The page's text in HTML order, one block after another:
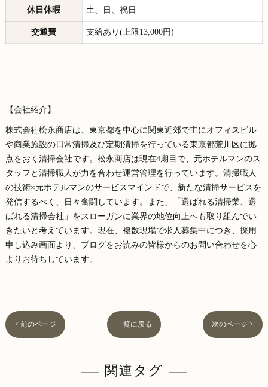
休日休暇 土、日、祝日
交通費 支給あり(上限13,000円)
【会社紹介】
株式会社松永商店は、東京都を中心に関東近郊で主にオフィスビル
や商業施設の日常清掃及び定期清掃を行っている東京都荒川区に拠
点をおく清掃会社です。松永商店は現在4期目で、元ホテルマンのス
タッフと清掃職人が力を合わせ運営管理を行っています。清掃職人
の技術×元ホテルマンのサービスマインドで、新たな清掃サービスを
発信するべく、日々奮闘しています。また、「選ばれる清掃業、選
ばれる清掃会社」をスローガンに業界の地位向上へも取り組んでい
きたいと考えています。現在、複数現場で求人募集中につき、採用
申し込み画面より、ブログをお読みの皆様からのお問い合わせを心
よりお待ちしています。
< 前のページ 一覧に戻る 次のページ >
関連タグ